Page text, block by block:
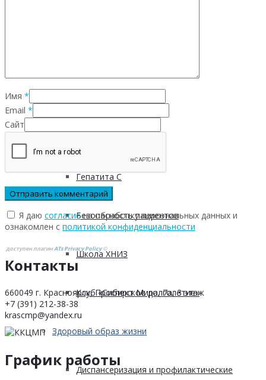
Гепатита С
Безопасность пациентов
Школа ХНИЗ
Клуб «Сибирское долголетие»
Здоровый образ жизни
Диспансеризация и профилактические
Имя *
Email *
Сайт
Я даю согласиена обработку персональных данных и
ознакомлен с политикой конфиденциальности
доступен плагинATs Privacy Policy©
Контакты
660049 г. Красноярск, Проспект Мира, 7а, 3 этаж
+7 (391) 212-38-38
krascmp@yandex.ru
График работы